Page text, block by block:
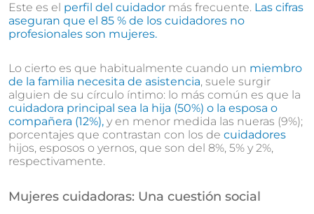
Este es el perfil del cuidador más frecuente. Las cifras
aseguran que el 85 % de los cuidadores no
profesionales son mujeres.
Lo cierto es que habitualmente cuando un miembro
de la familia necesita de asistencia, suele surgir
alguien de su círculo íntimo: lo más común es que la
cuidadora principal sea la hija (50%) o la esposa o
compañera (12%), y en menor medida las nueras (9%);
porcentajes que contrastan con los de cuidadores
hijos, esposos o yernos, que son del 8%, 5% y 2%,
respectivamente.
Mujeres cuidadoras: Una cuestión social